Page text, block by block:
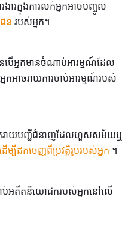
ារក្នុងការលក់អ្នកអាចបញ្ចូល
ន របស់អ្នក។
ើអ្នកមានចំណាប់អារម្មណ៍ដែល
អាចរាយការចាប់អារម្មណ៍របស់
អ្នករាយបញ្ជីជំនាញដែលហួសសម័យឬ
ម្បីដកចេញពីប្រវត្តិរូបរបស់អ្នក ។
ប់អតីតនិយោជករបស់អ្នកនៅលើ